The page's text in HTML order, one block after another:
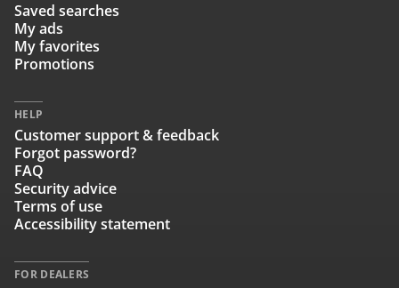
Saved searches
My ads
My favorites
Promotions
HELP
Customer support & feedback
Forgot password?
FAQ
Security advice
Terms of use
Accessibility statement
FOR DEALERS